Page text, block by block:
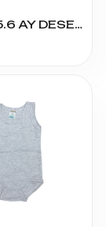
SOFT 4.5.6 AY DESENLİ ÇITÇITLI